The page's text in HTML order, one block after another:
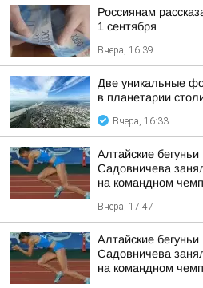
Россиянам
1 сентября
Вчера, 16:39
Две уникальные
в планетарии
Вчера, 16:33
Алтайские
Садовничева
на командном
Вчера, 17:47
Алтайские
Садовничева
на командном